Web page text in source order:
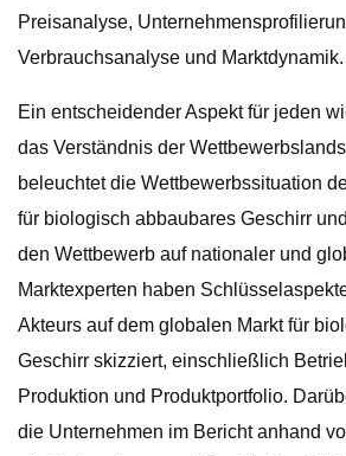
Preisanalyse,
Verbrauchsanalyse und Marktdynamik.
Ein entscheidender Aspekt für jeden
das Verständnis der
beleuchtet die Wettbewerbssituation
für biologisch abbaubares Geschirr
den Wettbewerb auf nationaler und
Marktexperten haben
Akteurs auf dem globalen Markt für
Geschirr skizziert, einschließlich
Produktion und Produktportfolio.
die Unternehmen im Bericht anhand